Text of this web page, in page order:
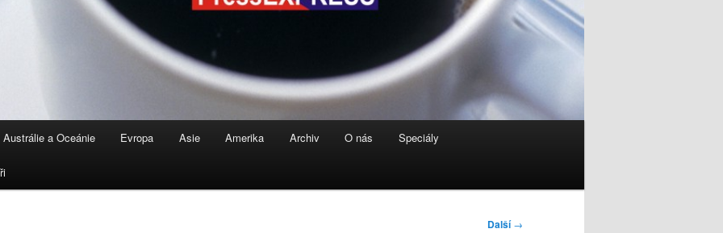
Austrálie a Oceánie Evropa Asie Amerika Archiv O nás Speciály
Další→